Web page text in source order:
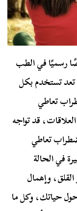
رسميًا في الطب
تعد تستخدم بكل
تعاطي
قد تواجه
تعاطي
في الحالة
وإهمال
حياتك، وكل ما